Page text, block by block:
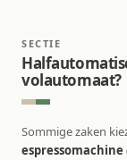
SECTIE
volautomaat?
Sommige zaken
espressomachine